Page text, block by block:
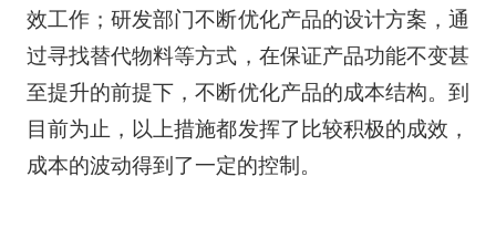
效工作；研发部门不断优化产品的设计方案，通
过寻找替代物料等方式，在保证产品功能不变甚
至提升的前提下，不断优化产品的成本结构。到
目前为止，以上措施都发挥了比较积极的成效，
成本的波动得到了一定的控制。